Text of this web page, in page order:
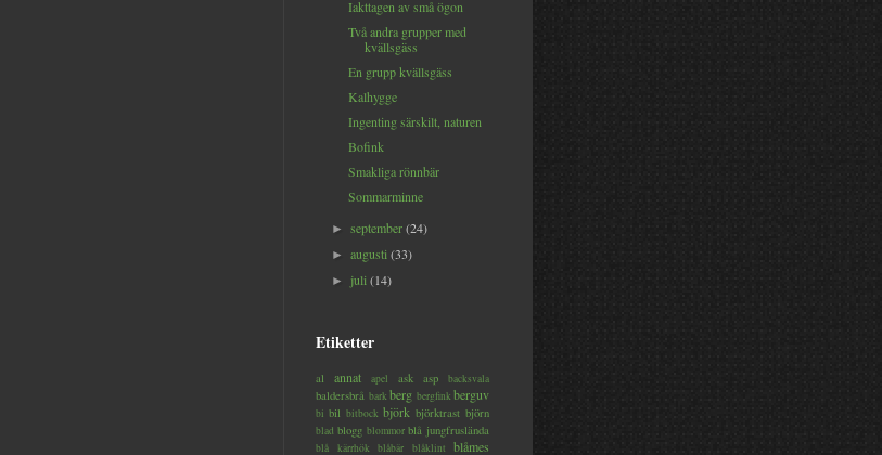
Iakttagen av små ögon
Två andra grupper med
kvällsgäss
En grupp kvällsgäss
Kalhygge
Ingenting särskilt, naturen
Bofink
Smakliga rönnbär
Sommarminne
►september(24)
►augusti(33)
► juli(14)
Etiketter
al annat apel ask asp backsvala
baldersbrå barkberg bergfinkberguv
bi bil bitbock björk björktrast björn
blad blogg blommor blå jungfruslända
blå kärrhök blåbär blåklint
blåmes